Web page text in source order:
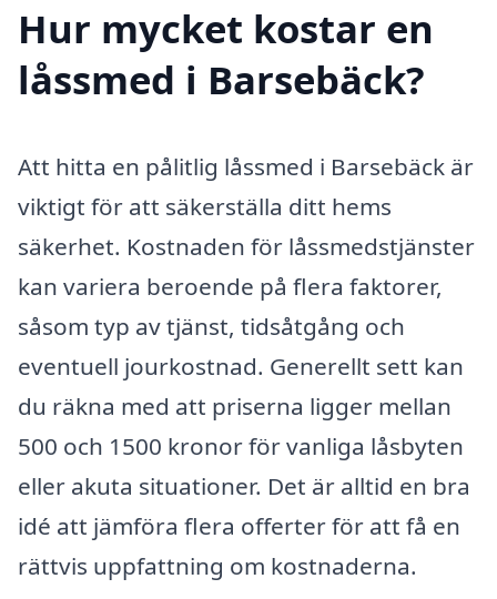
Hur mycket kostar en
låssmed i Barsebäck?
Att hitta en pålitlig låssmed i Barsebäck är
viktigt för att säkerställa ditt hems
säkerhet. Kostnaden för låssmedstjänster
kan variera beroende på flera faktorer,
såsom typ av tjänst, tidsåtgång och
eventuell jourkostnad. Generellt sett kan
du räkna med att priserna ligger mellan
500 och 1500 kronor för vanliga låsbyten
eller akuta situationer. Det är alltid en bra
idé att jämföra flera offerter för att få en
rättvis uppfattning om kostnaderna.